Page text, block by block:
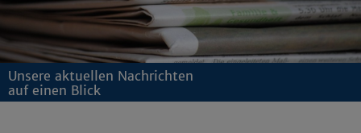
Unsere aktuellen Nachrichten
auf einen Blick